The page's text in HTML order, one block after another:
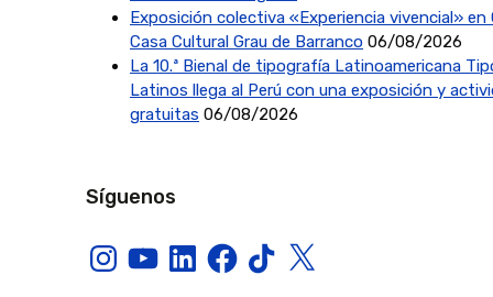
Exposición colectiva «Experiencia vivencial» en
Casa Cultural Grau de Barranco 06/08/2026
La 10.ª Bienal de tipografía Latinoamericana
Latinos llega al Perú con una exposición y
gratuitas 06/08/2026
Síguenos
InstagramYouTubeLinkedInFacebook
TikTokX